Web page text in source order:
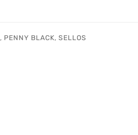
, PENNY BLACK, SELLOS